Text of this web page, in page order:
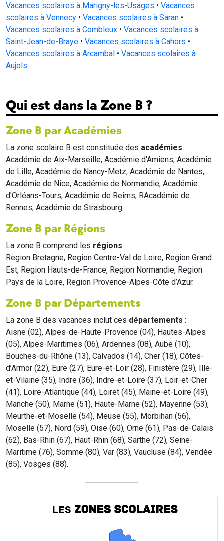
Vacances scolaires à Marigny-les-Usages • Vacances
scolaires à Vennecy • Vacances scolaires à Saran •
Vacances scolaires à Combleux • Vacances scolaires à
Saint-Jean-de-Braye • Vacances scolaires à Cahors •
Vacances scolaires à Arcambal • Vacances scolaires à
Aujols
Qui est dans la Zone B ?
Zone B par Académies
La zone scolaire B est constituée des académies :
Académie de Aix-Marseille, Académie d'Amiens, Académie
de Lille, Académie de Nancy-Metz, Académie de Nantes,
Académie de Nice, Académie de Normandie, Académie
d'Orléans-Tours, Académie de Reims, RAcadémie de
Rennes, Académie de Strasbourg.
Zone B par Régions
La zone B comprend les régions :
Region Bretagne, Region Centre-Val de Loire, Region Grand
Est, Region Hauts-de-France, Region Normandie, Region
Pays de la Loire, Region Provence-Alpes-Côte d’Azur.
Zone B par Départements
La zone B des vacances inclut ces départements :
Aisne (02), Alpes-de-Haute-Provence (04), Hautes-Alpes
(05), Alpes-Maritimes (06), Ardennes (08), Aube (10),
Bouches-du-Rhône (13), Calvados (14), Cher (18), Côtes-
d’Armor (22), Eure (27), Eure-et-Loir (28), Finistère (29), Ille-
et-Vilaine (35), Indre (36), Indre-et-Loire (37), Loir-et-Cher
(41), Loire-Atlantique (44), Loiret (45), Maine-et-Loire (49),
Manche (50), Marne (51), Haute-Marne (52), Mayenne (53),
Meurthe-et-Moselle (54), Meuse (55), Morbihan (56),
Moselle (57), Nord (59), Oise (60), Orne (61), Pas-de-Calais
(62), Bas-Rhin (67), Haut-Rhin (68), Sarthe (72), Seine-
Maritime (76), Somme (80), Var (83), Vaucluse (84), Vendée
(85), Vosges (88).